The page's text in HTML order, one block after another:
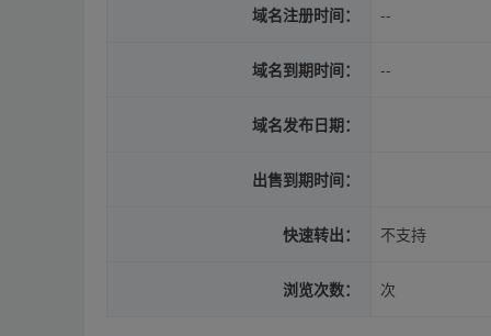
域名注册时间： --
域名到期时间： --
域名发布日期：
出售到期时间：
快速转出： 不支持
浏览次数： 次